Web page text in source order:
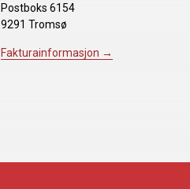
Postboks 6154
9291 Tromsø
Fakturainformasjon →